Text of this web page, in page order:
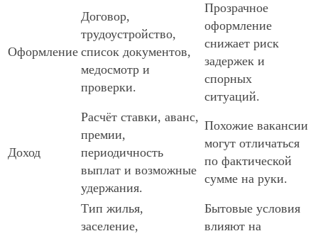
Оформление
Договор,
трудоустройство,
список документов,
медосмотр и
проверки.
Прозрачное
оформление
снижает риск
задержек и
спорных
ситуаций.
Доход
Расчёт ставки, аванс,
премии,
периодичность
выплат и возможные
удержания.
Похожие вакансии
могут отличаться
по фактической
сумме на руки.
Тип жилья,
заселение,
Бытовые условия
влияют на